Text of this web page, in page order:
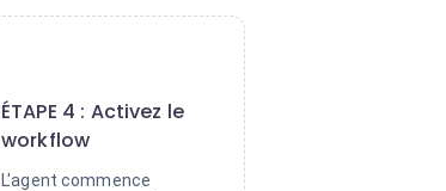
ÉTAPE 4 : Activez le
workflow
L'agent commence